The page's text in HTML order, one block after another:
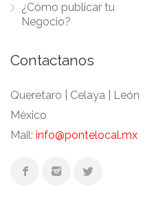
¿Cómo publicar tu
Negocio?
Contactanos
Queretaro | Celaya | León
México
Mail: info@pontelocal.mx